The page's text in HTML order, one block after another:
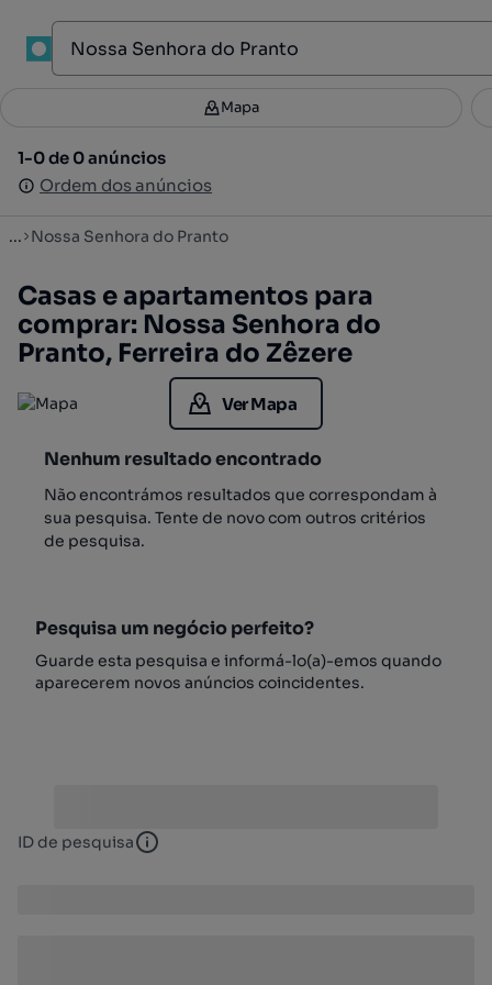
Filtros 1
1-0 de 0 anúncios
Ordem dos anúncios
Mapa
1-0 de 0 anúncios
Ordem dos anúncios
... Nossa Senhora do Pranto
Casas e apartamentos para
comprar: Nossa Senhora do
Pranto, Ferreira do Zêzere
Ver Mapa
Nenhum resultado encontrado
Não encontrámos resultados que correspondam à
sua pesquisa. Tente de novo com outros critérios
de pesquisa.
Pesquisa um negócio perfeito?
Guarde esta pesquisa e informá-lo(a)-emos quando
aparecerem novos anúncios coincidentes.
ID de pesquisa ID de pesquisa